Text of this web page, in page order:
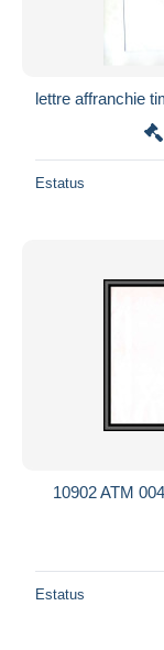
lettre affranchie
Estatus
10902 ATM
Estatus